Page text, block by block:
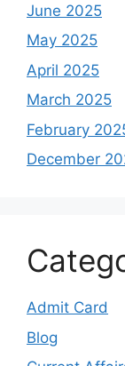
June 2025
May 2025
April 2025
March 2025
February
December
Admit Card
Blog